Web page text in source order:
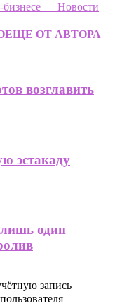
бизнесе — Новости
ЕЩЕ ОТ АВТОРА
возглавить
эстакаду
один
запись